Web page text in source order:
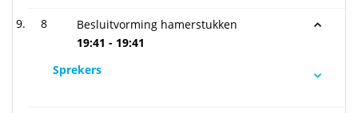
8
Besluitvorming hamerstukken
19:41 - 19:41
Sprekers